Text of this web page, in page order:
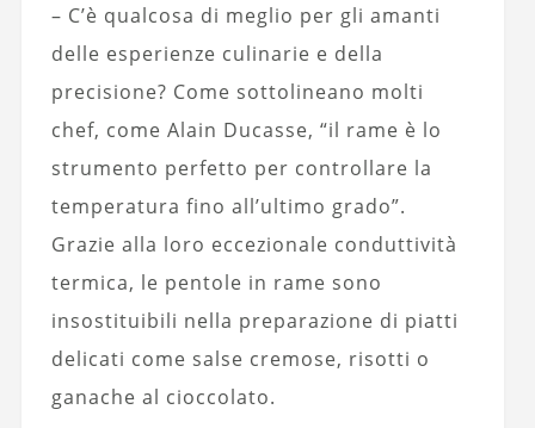
– C’è qualcosa di meglio per gli amanti
delle esperienze culinarie e della
precisione? Come sottolineano molti
chef, come Alain Ducasse, “il rame è lo
strumento perfetto per controllare la
temperatura fino all’ultimo grado”.
Grazie alla loro eccezionale conduttività
termica, le pentole in rame sono
insostituibili nella preparazione di piatti
delicati come salse cremose, risotti o
ganache al cioccolato.